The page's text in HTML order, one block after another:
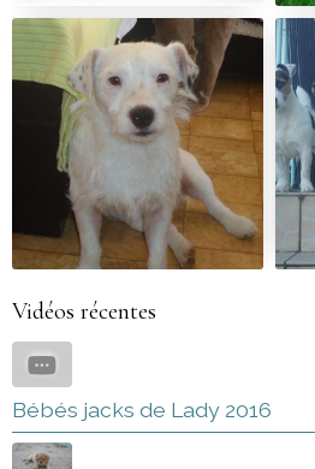
Vidéos récentes
Bébés jacks de Lady 2016